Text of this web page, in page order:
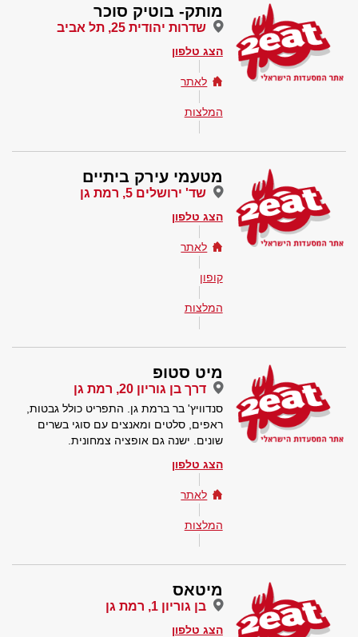
מותק- בוטיק סוכר
שדרות יהודית 25, תל אביב
הצג טלפון
לאתר
המלצות
מטעמי עירק ביתיים
שד' ירושלים 5, רמת גן
הצג טלפון
לאתר
קופון
המלצות
מיט סטופ
דרך בן גוריון 20, רמת גן
סנדוויץ' בר ברמת גן. התפריט כולל גבטות,
ראפים, סלטים ומאנצים עם סוגי בשרים
שונים. ישנה גם אופציה צמחונית.
הצג טלפון
לאתר
המלצות
מיטאס
בן גוריון 1, רמת גן
הצג טלפון